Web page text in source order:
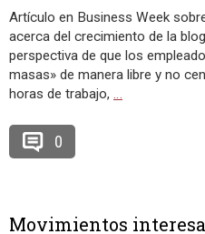
Artículo en Business Week
acerca del crecimiento de la
perspectiva de que los
masas» de manera libre y no
horas de trabajo, …
0
Movimientos